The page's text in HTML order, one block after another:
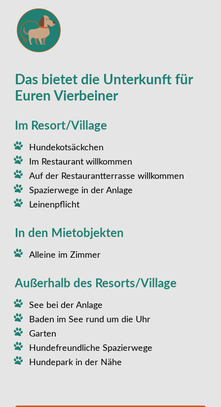
Das bietet die Unterkunft für
Euren Vierbeiner
Im Resort/Village
Hundekotsäckchen
Im Restaurant willkommen
Auf der Restaurantterrasse willkommen
Spazierwege in der Anlage
Leinenpflicht
In den Mietobjekten
Alleine im Zimmer
Außerhalb des Resorts/Village
See bei der Anlage
Baden im See rund um die Uhr
Garten
Hundefreundliche Spazierwege
Hundepark in der Nähe